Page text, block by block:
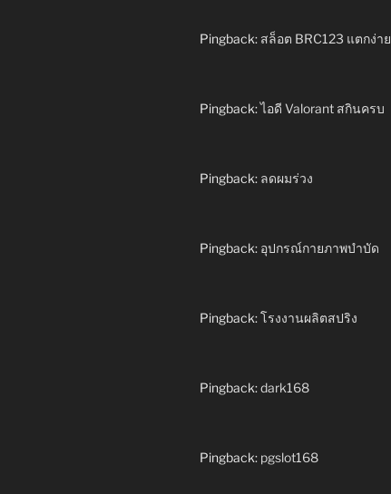
Pingback: สล็อต BRC123 แตกง่าย
Pingback:ไอดี Valorant สกินครบ
Pingback: ลดผมร่วง
Pingback: อุปกรณ์กายภาพบำบัด
Pingback:โรงงานผลิตสปริง
Pingback:dark168
Pingback: pgslot168